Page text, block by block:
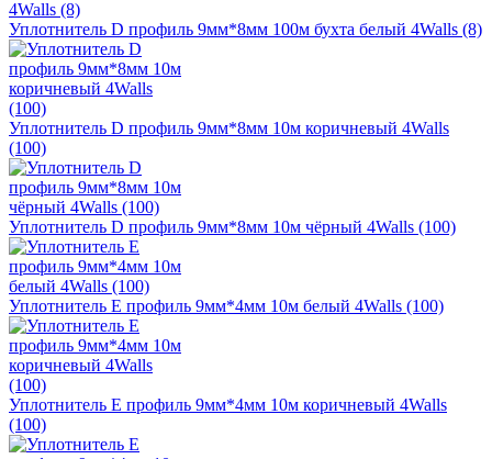
Уплотнитель D профиль 9мм*8мм 100м бухта белый 4Walls (8)
Уплотнитель D профиль 9мм*8мм 10м коричневый 4Walls
(100)
Уплотнитель D профиль 9мм*8мм 10м чёрный 4Walls (100)
Уплотнитель E профиль 9мм*4мм 10м белый 4Walls (100)
Уплотнитель E профиль 9мм*4мм 10м коричневый 4Walls
(100)